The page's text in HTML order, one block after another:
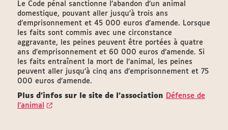
Le Code pénal sanctionne l’abandon d’un animal
domestique, pouvant aller jusqu’à trois ans
d’emprisonnement et 45 000 euros d’amende. Lorsque
les faits sont commis avec une circonstance
aggravante, les peines peuvent être portées à quatre
ans d’emprisonnement et 60 000 euros d’amende. Si
les faits entraînent la mort de l’animal, les peines
peuvent aller jusqu’à cinq ans d’emprisonnement et 75
000 euros d’amende.
Plus d'infos sur le site de l'association
Défense de
l'animal